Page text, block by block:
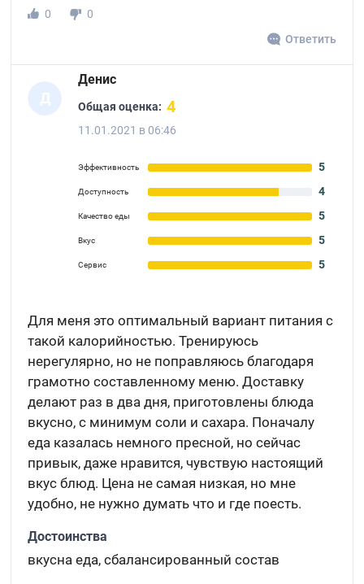
0
0
Ответить
Д
Денис
Общая оценка: 4
11.01.2021 в 06:46
Эффективность 5
Доступность 4
Качество еды 5
Вкус 5
Сервис 5
Для меня это оптимальный вариант питания с
такой калорийностью. Тренируюсь
нерегулярно, но не поправляюсь благодаря
грамотно составленному меню. Доставку
делают раз в два дня, приготовлены блюда
вкусно, с минимум соли и сахара. Поначалу
еда казалась немного пресной, но сейчас
привык, даже нравится, чувствую настоящий
вкус блюд. Цена не самая низкая, но мне
удобно, не нужно думать что и где поесть.
Достоинства
вкусна еда, сбалансированный состав